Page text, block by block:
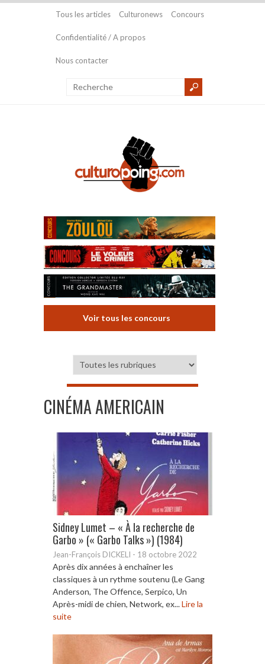
Tous les articles Culturonews Concours
Confidentialité / A propos
Nous contacter
Voir tous les concours
CINÉMA AMERICAIN
Sidney Lumet – « À la recherche de
Garbo » (« Garbo Talks ») (1984)
Jean-François DICKELI - 18 octobre 2022
Après dix années à enchaîner les
classiques à un rythme soutenu (Le Gang
Anderson, The Offence, Serpico, Un
Après-midi de chien, Network, ex...Lire la
suite